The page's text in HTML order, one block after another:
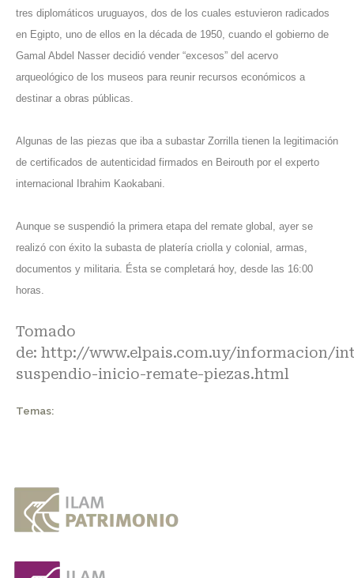
tres diplomáticos uruguayos, dos de los cuales estuvieron radicados
en Egipto, uno de ellos en la década de 1950, cuando el gobierno de
Gamal Abdel Nasser decidió vender “excesos” del acervo
arqueológico de los museos para reunir recursos económicos a
destinar a obras públicas.
Algunas de las piezas que iba a subastar Zorrilla tienen la legitimación
de certificados de autenticidad firmados en Beirouth por el experto
internacional Ibrahim Kaokabani.
Aunque se suspendió la primera etapa del remate global, ayer se
realizó con éxito la subasta de platería criolla y colonial, armas,
documentos y militaria. Ésta se completará hoy, desde las 16:00
horas.
Tomado
de: http://www.elpais.com.uy/informacion/
suspendio-inicio-remate-piezas.html
Temas: